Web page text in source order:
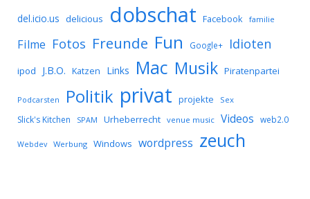
del.icio.us delicious dobschat Facebook familie
Filme Fotos Freunde Fun Google+ Idioten
ipod J.B.O. Katzen Links Mac Musik Piratenpartei
Podcarsten Politik privat projekte Sex
Slick's Kitchen SPAM Urheberrecht venue music Videos web2.0
Webdev Werbung Windows wordpress zeuch